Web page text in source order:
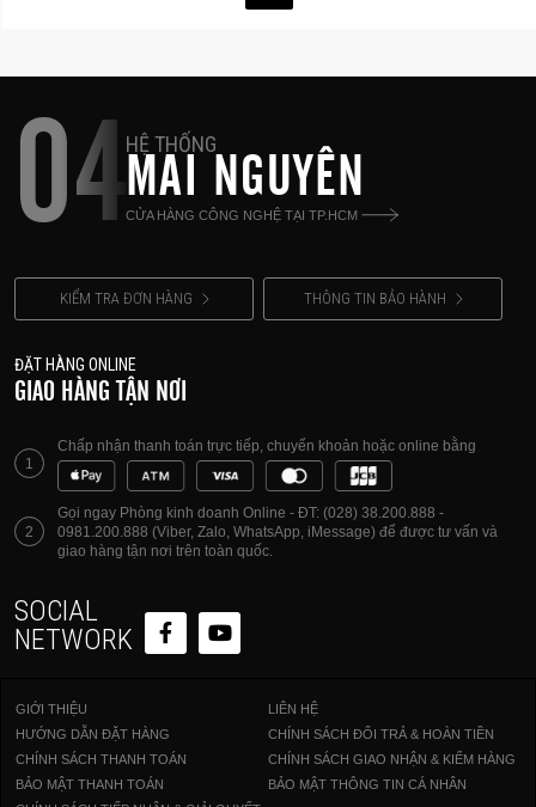
04HỆ THỐNG
MAI NGUYÊN
CỬA HÀNG CÔNG NGHỆ TẠI TP.HCM
KIỂM TRA ĐƠN HÀNG THÔNG TIN BẢO HÀNH
ĐẶT HÀNG ONLINE
GIAO HÀNG TẬN NƠI
1
Chấp nhận thanh toán trực tiếp, chuyển khoản hoặc online bằng
2
Gọi ngay Phòng kinh doanh Online - ĐT: (028) 38.200.888 -
0981.200.888 (Viber, Zalo, WhatsApp, iMessage) để được tư vấn và
giao hàng tận nơi trên toàn quốc.
SOCIAL
NETWORK
GIỚI THIỆU
LIÊN HỆ
HƯỚNG DẪN ĐẶT HÀNG
CHÍNH SÁCH ĐỔI TRẢ & HOÀN TIỀN
CHÍNH SÁCH THANH TOÁN
CHÍNH SÁCH GIAO NHẬN & KIỂM HÀNG
BẢO MẬT THANH TOÁN
BẢO MẬT THÔNG TIN CÁ NHÂN